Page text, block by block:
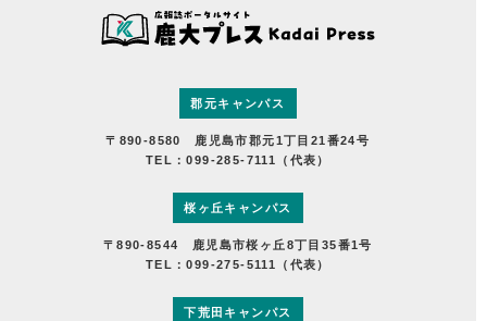
郡元キャンパス
〒890-8580 鹿児島市郡元1丁目21番24号
TEL：099-285-7111（代表）
桜ヶ丘キャンパス
〒890-8544 鹿児島市桜ヶ丘8丁目35番1号
TEL：099-275-5111（代表）
下荒田キャンパス